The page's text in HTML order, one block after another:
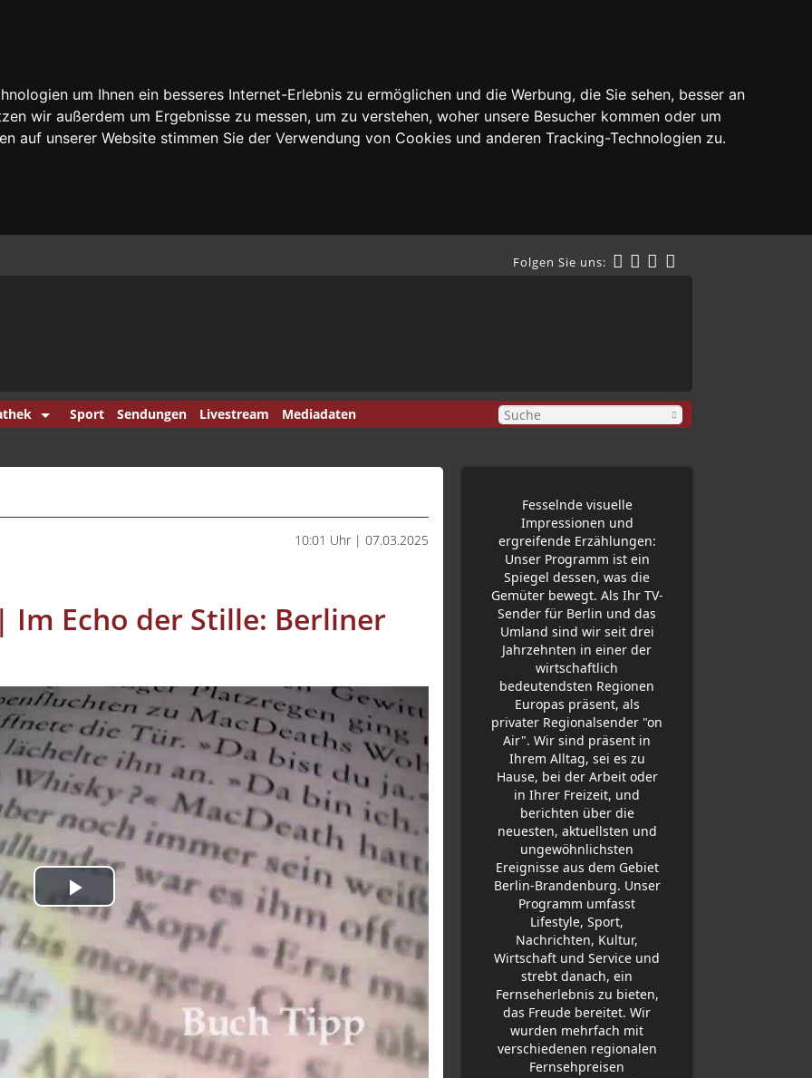
um Ihnen ein besseres Internet-Erlebnis zu ermöglichen und die Werbung, die Sie sehen, besser an
wir außerdem um Ergebnisse zu messen, um zu verstehen, woher unsere Besucher kommen oder um
auf unserer Website stimmen Sie der Verwendung von Cookies und anderen Tracking-Technologien zu.
Folgen Sie uns:
Klartext
Player
Minderheiten
Zeit
Naturmedizin
Sport Sendungen Livestream
Mediadaten
10:01 Uhr | 07.03.2025
Im Echo der Stille: Berliner
Play
Video
Fesselnde visuelle
Impressionen und
ergreifende Erzählungen:
Unser Programm ist ein
Spiegel dessen, was die
Gemüter bewegt. Als Ihr TV-
Sender für Berlin und das
Umland sind wir seit drei
Jahrzehnten in einer der
wirtschaftlich
bedeutendsten Regionen
Europas präsent, als
privater Regionalsender "on
Air". Wir sind präsent in
Ihrem Alltag, sei es zu
Hause, bei der Arbeit oder
in Ihrer Freizeit, und
berichten über die
neuesten, aktuellsten und
ungewöhnlichsten
Ereignisse aus dem Gebiet
Berlin-Brandenburg. Unser
Programm umfasst
Lifestyle, Sport,
Nachrichten, Kultur,
Wirtschaft und Service und
strebt danach, ein
Fernseherlebnis zu bieten,
das Freude bereitet. Wir
wurden mehrfach mit
verschiedenen regionalen
Fernsehpreisen